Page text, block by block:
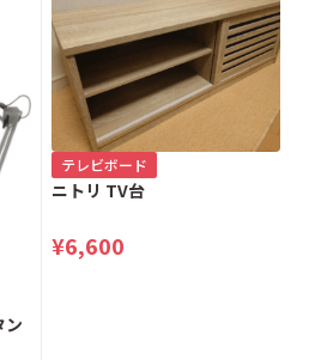
ン
テレビボード
ニトリ TV台
¥6,600